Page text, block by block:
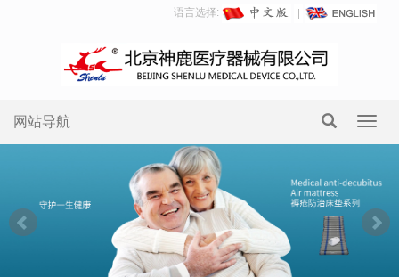
语言选择:
网站导航